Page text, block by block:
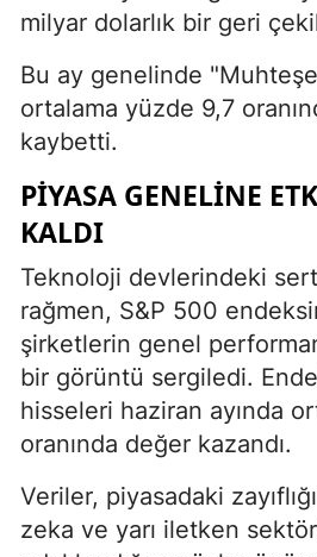
milyar dolarlık bir geri
Bu ay genelinde
ortalama yüzde 9,7
kaybetti.
PIYASA GENELINE
KALDI
Teknoloji devlerindeki
rağmen, S&P 500
şirketlerin genel
bir görüntü sergiledi.
hisseleri haziran ayında
oranında değer kazandı.
Veriler, piyasadaki
zeka ve yarı iletken